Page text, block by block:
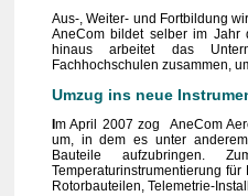
Aus-, Weiter- und Fortbildung
AneCom bildet selber im Jahr
hinaus arbeitet das
Fachhochschulen zusammen,
Umzug ins neue
m April 2007 zog AneCom
um, in dem es unter
Bauteile aufzubringen.
Temperaturinstrumentierung
Rotorbauteilen, Telemetrie-